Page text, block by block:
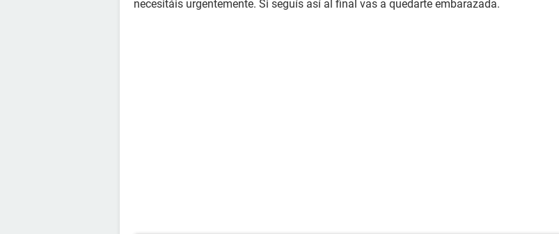
necesitáis urgentemente. Si seguís así al final vas a quedarte embarazada.